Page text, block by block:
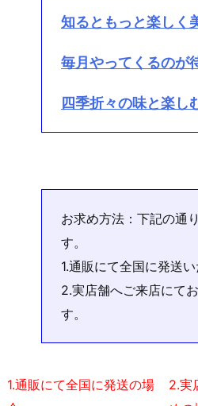
知るともっと楽しく
毎月やってくるのが
四季折々の味と楽し
お求め方法：下記の通
す。
1.通販にて全国に発送い
2.実店舗へご来店にて
す。
1.通販にて全国に発送の場
2.実